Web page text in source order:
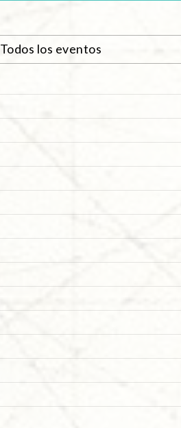
Todos los eventos